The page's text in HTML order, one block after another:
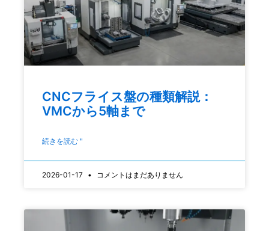
CNCフライス盤の種類解説：
VMCから5軸まで
続きを読む "
2026-01-17 コメントはまだありません